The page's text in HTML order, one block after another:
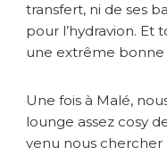
transfert, ni de ses
pour l’hydravion. Et
une extrême bonne
Une fois à Malé,
lounge assez cosy
venu nous